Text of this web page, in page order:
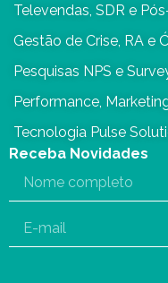
Televendas, SDR e
Gestão de Crise, RA e
Pesquisas NPS e
Performance,
Tecnologia Pulse
Receba Novidades